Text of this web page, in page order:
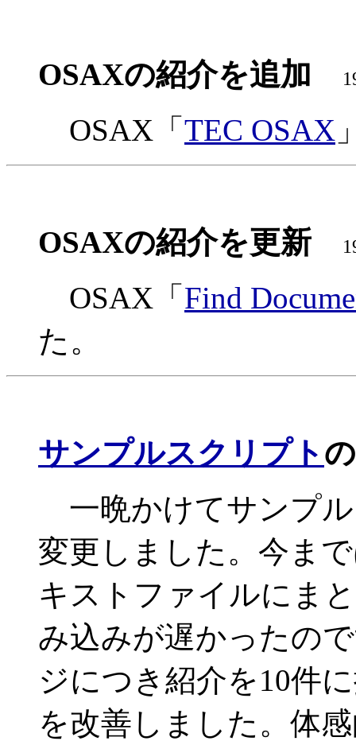
OSAXの紹介を追加
OSAX「 TEC OSAX
OSAXの紹介を更新
OSAX「 Find
た。
サンプルスクリプト
一晩かけてサンプ
変更しました。今ま
キストファイルにま
み込みが遅かったの
ジにつき紹介を10件
を改善しました。体